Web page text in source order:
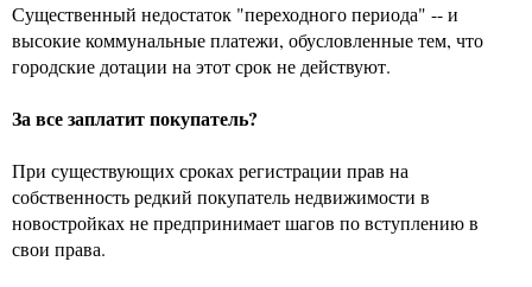
Существенный недостаток "переходного периода" -- и
высокие коммунальные платежи, обусловленные тем, что
городские дотации на этот срок не действуют.
За все заплатит покупатель?
При существующих сроках регистрации прав на
собственность редкий покупатель недвижимости в
новостройках не предпринимает шагов по вступлению в
свои права.